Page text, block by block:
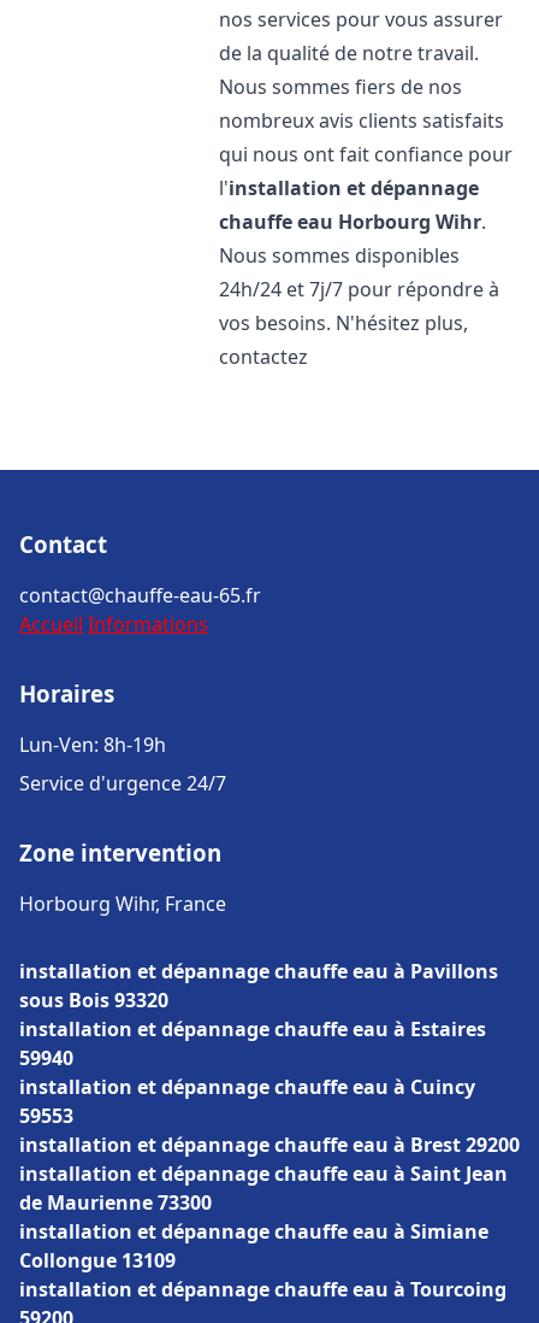
nos services pour vous assurer
de la qualité de notre travail.
Nous sommes fiers de nos
nombreux avis clients satisfaits
qui nous ont fait confiance pour
l'installation et dépannage
chauffe eau Horbourg Wihr.
Nous sommes disponibles
24h/24 et 7j/7 pour répondre à
vos besoins. N'hésitez plus,
contactez
Contact
contact@chauffe-eau-65.fr
Accueil Informations
Horaires
Lun-Ven: 8h-19h
Service d'urgence 24/7
Zone intervention
Horbourg Wihr, France
installation et dépannage chauffe eau à Pavillons
sous Bois 93320
installation et dépannage chauffe eau à Estaires
59940
installation et dépannage chauffe eau à Cuincy
59553
installation et dépannage chauffe eau à Brest 29200
installation et dépannage chauffe eau à Saint Jean
de Maurienne 73300
installation et dépannage chauffe eau à Simiane
Collongue 13109
installation et dépannage chauffe eau à Tourcoing